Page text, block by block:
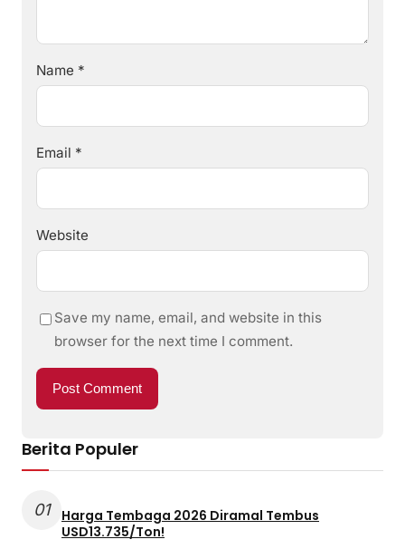
Name *
Email *
Website
Save my name, email, and website in this
browser for the next time I comment.
Berita Populer
01
Harga Tembaga 2026 Diramal Tembus
USD13.735/Ton!